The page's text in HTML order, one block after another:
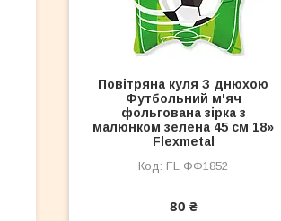
Повітряна куля З днюхою
Футбольний м'яч
фольгована зірка з
малюнком зелена 45 см 18»
Flexmetal
FL ФФ1852
80 ₴